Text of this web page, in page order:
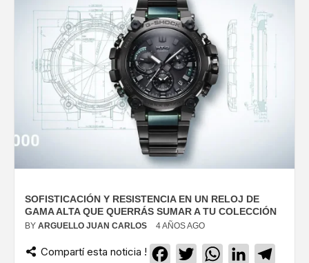
SOFISTICACIÓN Y RESISTENCIA EN UN RELOJ DE
GAMA ALTA QUE QUERRÁS SUMAR A TU COLECCIÓN
BY ARGUELLO JUAN CARLOS 4 AÑOS AGO
Compartí esta noticia ! Facebook
TwitterWhatsApp
LinkedIn